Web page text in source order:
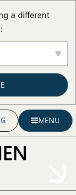
a different
MENU